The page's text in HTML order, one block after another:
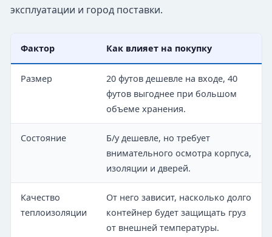
эксплуатации и город поставки.
Фактор Как влияет на покупку
Размер
20 футов дешевле на входе, 40
футов выгоднее при большом
объеме хранения.
Состояние
Б/у дешевле, но требует
внимательного осмотра корпуса,
изоляции и дверей.
Качество
теплоизоляции
От него зависит, насколько долго
контейнер будет защищать груз
от внешней температуры.